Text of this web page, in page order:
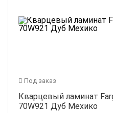
Под заказ
Кварцевый ламинат
70W921 Дуб Мехико